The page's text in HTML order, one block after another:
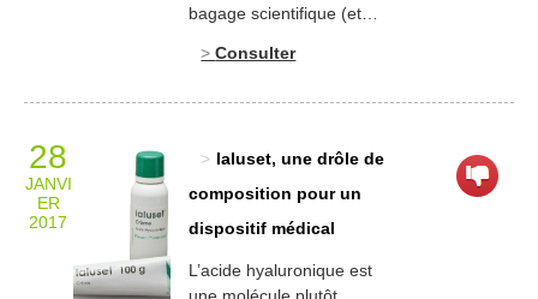
bagage scientifique (et
botanique dans le cas qui
indispensables pour le
maintien de la Santé
produits cosmétiques (qu’il
soit ou non pharmacien)
doit posséder ce bagage
Consulter
28
JANVI
ER
2017
Ialuset, une drôle de
composition pour un
dispositif médical
L’acide hyaluronique est
une molécule plutôt